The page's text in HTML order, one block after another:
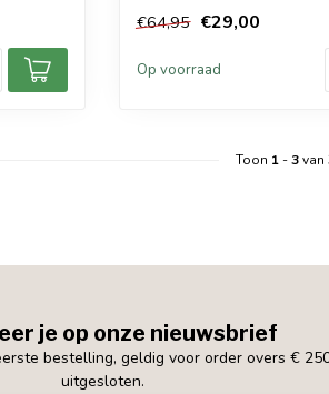
€64,95 €29,00
Op voorraad
Toon 1-3van
je op onze nieuwsbrief
bestelling, geldig voor order overs €
uitgesloten.